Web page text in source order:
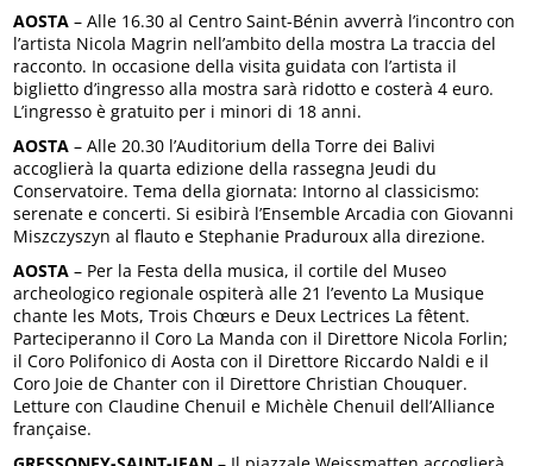
AOSTA – Alle 16.30 al Centro Saint-Bénin avverrà l’incontro con
l’artista Nicola Magrin nell’ambito della mostra La traccia del
racconto. In occasione della visita guidata con l’artista il
biglietto d’ingresso alla mostra sarà ridotto e costerà 4 euro.
L’ingresso è gratuito per i minori di 18 anni.
AOSTA – Alle 20.30 l’Auditorium della Torre dei Balivi
accoglierà la quarta edizione della rassegna Jeudi du
Conservatoire. Tema della giornata: Intorno al classicismo:
serenate e concerti. Si esibirà l’Ensemble Arcadia con Giovanni
Miszczyszyn al flauto e Stephanie Praduroux alla direzione.
AOSTA – Per la Festa della musica, il cortile del Museo
archeologico regionale ospiterà alle 21 l’evento La Musique
chante les Mots, Trois Chœurs e Deux Lectrices La fêtent.
Parteciperanno il Coro La Manda con il Direttore Nicola Forlin;
il Coro Polifonico di Aosta con il Direttore Riccardo Naldi e il
Coro Joie de Chanter con il Direttore Christian Chouquer.
Letture con Claudine Chenuil e Michèle Chenuil dell’Alliance
française.